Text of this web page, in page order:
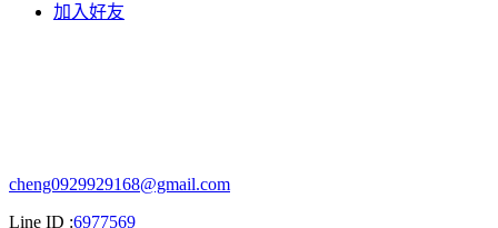
加入好友
cheng0929929168@gmail.com
Line ID :6977569